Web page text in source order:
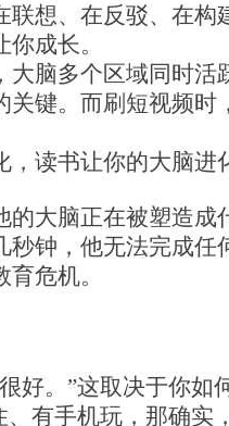
想、在反驳、在
成长。
大脑多个区域同时
键。而刷短视频
读书让你的大脑进
大脑正在被塑造
钟，他无法完成
危机。
。”这取决于你如何
有手机玩，那确